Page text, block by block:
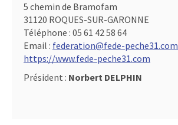
5 chemin de Bramofam
31120 ROQUES-SUR-GARONNE
Téléphone : 05 61 42 58 64
Email : federation@fede-peche31.com
https://www.fede-peche31.com
Président : Norbert DELPHIN